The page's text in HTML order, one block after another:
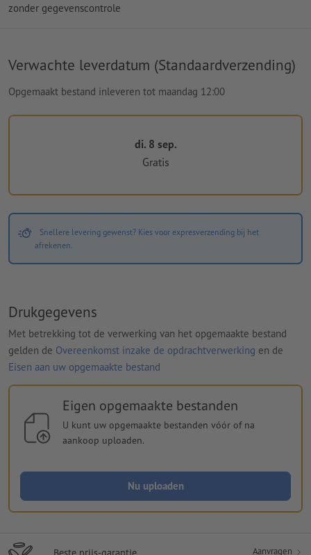
zonder gegevenscontrole
Verwachte leverdatum (Standaardverzending)
Opgemaakt bestand inleveren tot maandag 12:00
di. 8 sep.
Gratis
Snellere levering gewenst? Kies voor expresverzending bij het
afrekenen.
Drukgegevens
Met betrekking tot de verwerking van het opgemaakte bestand
gelden de Overeenkomst inzake de opdrachtverwerking en de
Eisen aan uw opgemaakte bestand
Eigen opgemaakte bestanden
U kunt uw opgemaakte bestanden vóór of na
aankoop uploaden.
Nu uploaden
Aanvragen